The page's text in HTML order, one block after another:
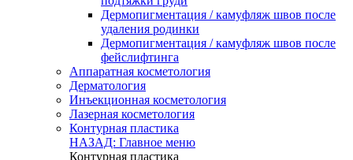
Дермопигментация / камуфляж швов после
удаления родинки
Дермопигментация / камуфляж швов после
фейслифтинга
Аппаратная косметология
Дерматология
Инъекционная косметология
Лазерная косметология
Контурная пластика
НАЗАД: Главное меню
Контурная пластика